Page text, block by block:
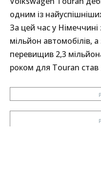
одним із
За цей час у
мільйон автомобілів,
перевищив 2,3
роком для Touran став